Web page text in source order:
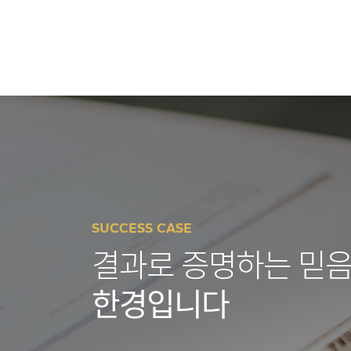
SUCCESS CASE
결과로 증명하는 믿
한경입니다